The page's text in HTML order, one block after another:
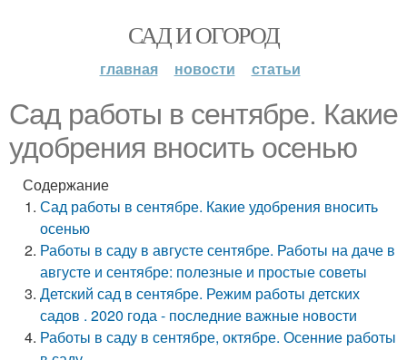
САД И ОГОРОД
главная новости статьи
Сад работы в сентябре. Какие
удобрения вносить осенью
Содержание
Сад работы в сентябре. Какие удобрения вносить
осенью
Работы в саду в августе сентябре. Работы на даче в
августе и сентябре: полезные и простые советы
Детский сад в сентябре. Режим работы детских
садов . 2020 года - последние важные новости
Работы в саду в сентябре, октябре. Осенние работы